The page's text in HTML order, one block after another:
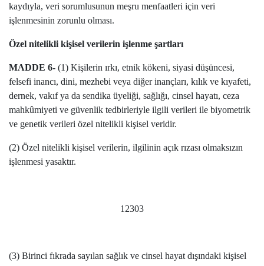
kaydıyla, veri sorumlusunun meşru menfaatleri için veri
işlenmesinin zorunlu olması.
Özel nitelikli kişisel verilerin işlenme şartları
MADDE 6- (1) Kişilerin ırkı, etnik kökeni, siyasi düşüncesi,
felsefi inancı, dini, mezhebi veya diğer inançları, kılık ve kıyafeti,
dernek, vakıf ya da sendika üyeliği, sağlığı, cinsel hayatı, ceza
mahkûmiyeti ve güvenlik tedbirleriyle ilgili verileri ile biyometrik
ve genetik verileri özel nitelikli kişisel veridir.
(2) Özel nitelikli kişisel verilerin, ilgilinin açık rızası olmaksızın
işlenmesi yasaktır.
12303
(3) Birinci fıkrada sayılan sağlık ve cinsel hayat dışındaki kişisel